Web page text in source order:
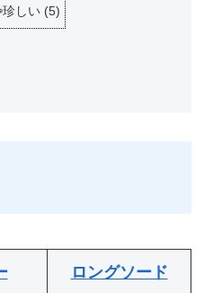
珍しい (5)
ロングソード